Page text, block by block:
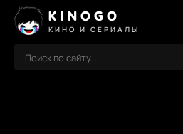
KINOGO
КИНО И СЕРИАЛЫ